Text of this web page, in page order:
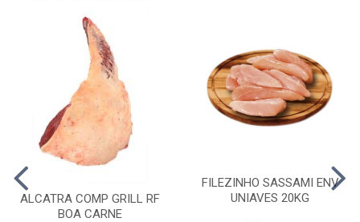
ALCATRA COMP GRILL RF
BOA CARNE
FILEZINHO SASSAMI ENV
UNIAVES 20KG